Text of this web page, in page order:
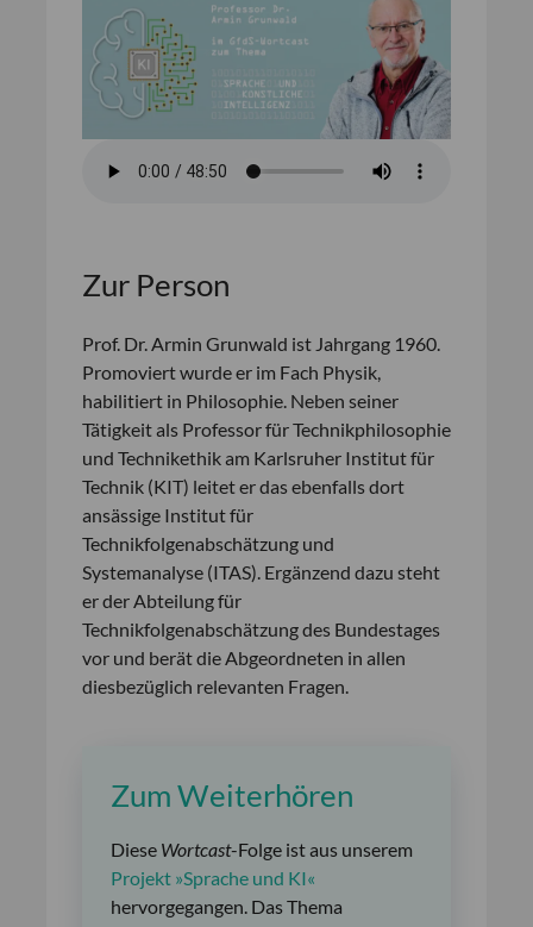
Zur Person
Prof. Dr. Armin Grunwald ist Jahrgang 1960.
Promoviert wurde er im Fach Physik,
habilitiert in Philosophie. Neben seiner
Tätigkeit als Professor für Technikphilosophie
und Technikethik am Karlsruher Institut für
Technik (KIT) leitet er das ebenfalls dort
ansässige Institut für
Technikfolgenabschätzung und
Systemanalyse (ITAS). Ergänzend dazu steht
er der Abteilung für
Technikfolgenabschätzung des Bundestages
vor und berät die Abgeordneten in allen
diesbezüglich relevanten Fragen.
Zum Weiterhören
Diese Wortcast-Folge ist aus unserem
Projekt »Sprache und KI«
hervorgegangen. Das Thema